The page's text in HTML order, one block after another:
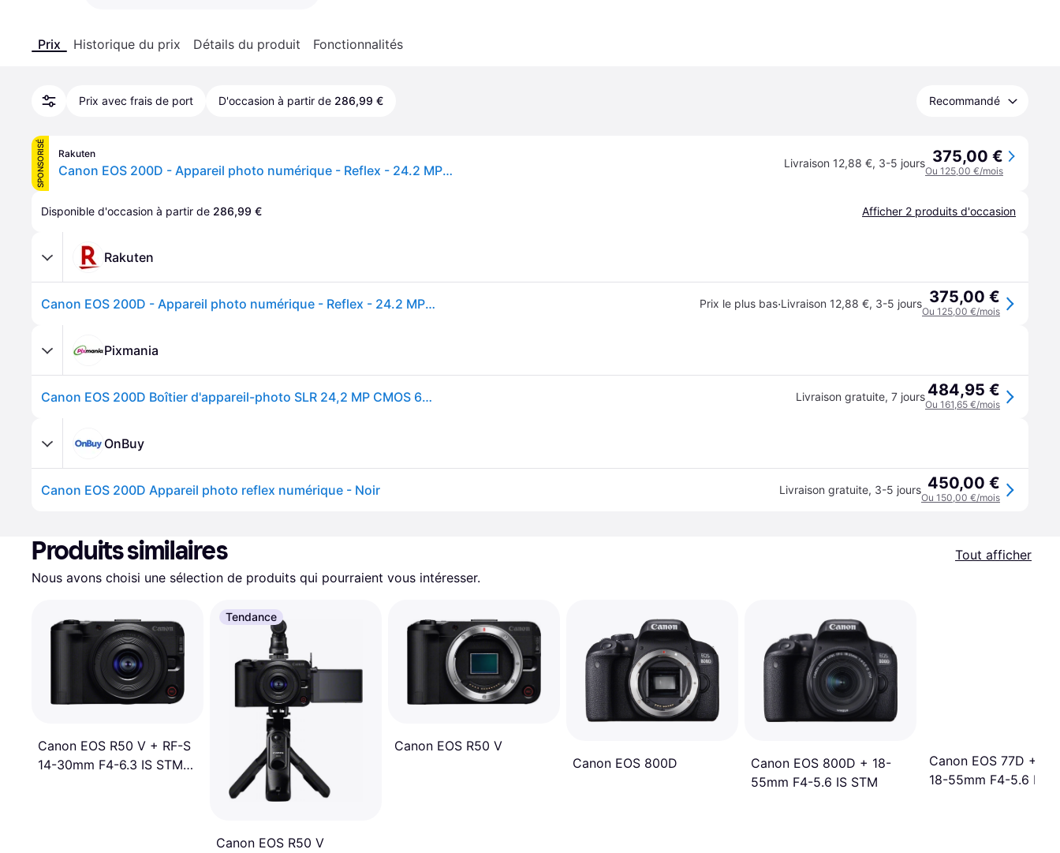
Prix Historique du prix Détails du produit Fonctionnalités
Prix avec frais de port D'occasion à partir de 286,99 € Recommandé
SPONSORISÉ Rakuten
Canon EOS 200D - Appareil photo numérique - Reflex - 24.2 MP - APS-C - 1080p / 60 pi/s - corps uniquement - Wi-Fi, Bluetooth, NFC - noir Livraison 12,88 €, 3-5 jours 375,00 €
Ou 125,00 €/mois
Disponible d'occasion à partir de 286,99 € Afficher 2 produits d'occasion
Rakuten
Canon EOS 200D - Appareil photo numérique - Reflex - 24.2 MP - APS-C - 1080p / 60 pi/s - corps uniquement - Wi-Fi, Bluetooth, NFC - noir Prix le plus bas·Livraison 12,88 €, 3-5 jours 375,00 €
Ou 125,00 €/mois
Pixmania
Canon EOS 200D Boîtier d'appareil-photo SLR 24,2 MP CMOS 6000 x 4000 pixels Noir - Neuf Livraison gratuite, 7 jours 484,95 €
Ou 161,65 €/mois
OnBuy
Canon EOS 200D Appareil photo reflex numérique - Noir Livraison gratuite, 3-5 jours 450,00 €
Ou 150,00 €/mois
Produits similaires
Tout afficher
Nous avons choisi une sélection de produits qui pourraient vous intéresser.
Canon EOS R50 V + RF-S
14-30mm F4-6.3 IS STM
Tendance
Canon EOS R50 V
Canon EOS R50 V
Canon EOS 800D
Canon EOS 800D + 18-
55mm F4-5.6 IS STM
Canon EOS 77D +
18-55mm F4-5.6 IS